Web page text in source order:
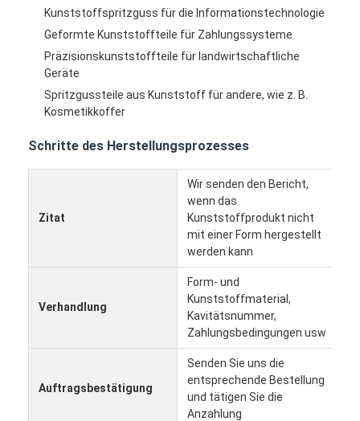
Kunststoffspritzguss für die Informationstechnologie
Geformte Kunststoffteile für Zahlungssysteme
Präzisionskunststoffteile für landwirtschaftliche
Geräte
Spritzgussteile aus Kunststoff für andere, wie z. B.
Kosmetikkoffer
Schritte des Herstellungsprozesses
Zitat
Wir senden den Bericht,
wenn das
Kunststoffprodukt nicht
mit einer Form hergestellt
werden kann
Verhandlung
Form- und
Kunststoffmaterial,
Kavitätsnummer,
Zahlungsbedingungen usw
Auftragsbestätigung
Senden Sie uns die
entsprechende Bestellung
und tätigen Sie die
Anzahlung